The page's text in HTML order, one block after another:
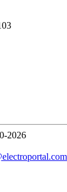
2026